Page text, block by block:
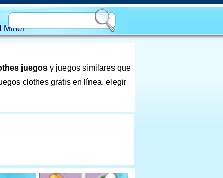
juegos y juegos similares que
clothes gratis en línea. elegir
Miner